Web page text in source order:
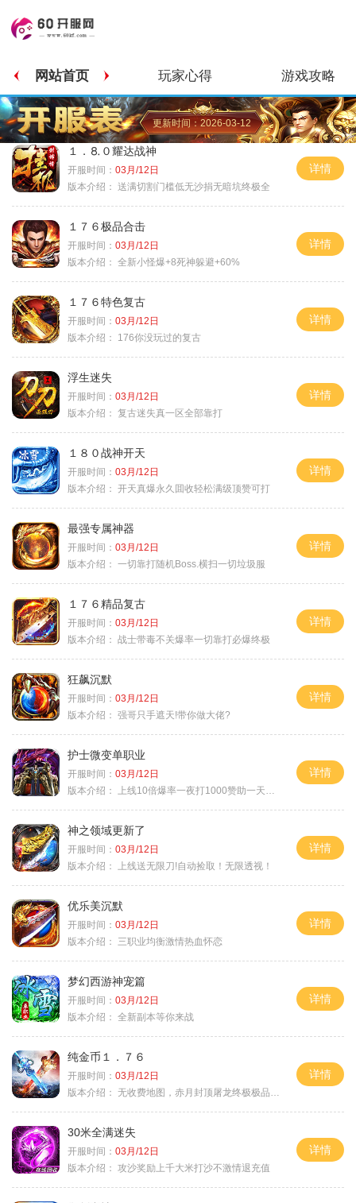
网站首页 玩家心得 游戏攻略
更新时间：2026-03-12
１．⒏０耀达战神
开服时间： 03月/12日
版本介绍： 送满切割门槛低无沙捐无暗坑终极全
详情
１７６极品合击
开服时间： 03月/12日
版本介绍： 全新小怪爆+8死神躲避+60%
详情
１７６特色复古
开服时间： 03月/12日
版本介绍：
176你没玩过的复古
详情
浮生迷失
开服时间： 03月/12日
版本介绍： 复古迷失真一区全部靠打
详情
１８０战神开天
开服时间： 03月/12日
版本介绍： 开天真爆永久囬收轻松满级顶赞可打
详情
最强专属神器
开服时间： 03月/12日
版本介绍： 一切靠打随机Boss.横扫一切垃圾服
详情
１７６精品复古
开服时间： 03月/12日
版本介绍： 战士带毒不关爆率一切靠打必爆终极
详情
狂飙沉默
开服时间： 03月/12日
版本介绍： 强哥只手遮天!带你做大佬?
详情
护士微变单职业
开服时间： 03月/12日
版本介绍：
上线10倍爆率一夜打1000赞助一天毕业
详情
神之领域更新了
开服时间： 03月/12日
版本介绍：
上线送无限刀!自动捡取！无限透视！
详情
优乐美沉默
开服时间： 03月/12日
版本介绍：
三职业均衡激情热血怀恋
详情
梦幻西游神宠篇
开服时间： 03月/12日
版本介绍： 全新副本等你来战
详情
纯金币１．７６
开服时间： 03月/12日
版本介绍： 无收费地图，赤月封顶屠龙终极极品＋６
详情
30米全满迷失
开服时间： 03月/12日
版本介绍： 攻沙奖励上千大米打沙不激情退充值
详情